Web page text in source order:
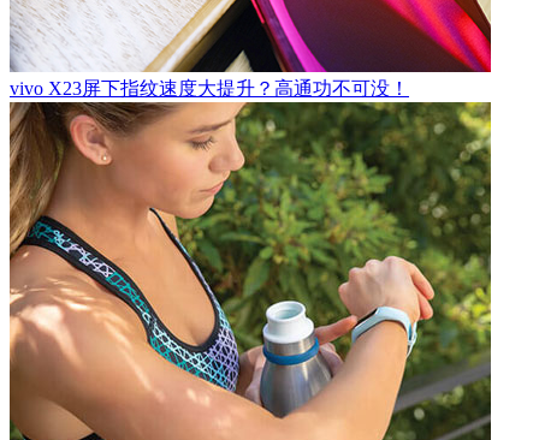
vivo X23屏下指纹速度大提升？高通功不可没！